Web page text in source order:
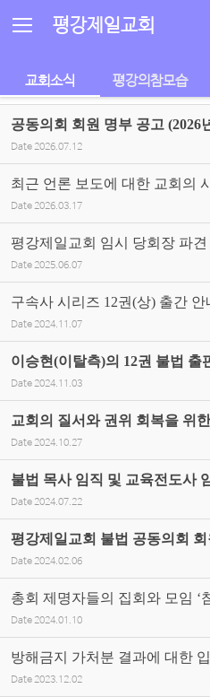
평강제일교회
교회소식 평강의참모습
공동의회 회원 명부 공고 (2026
Date 2026.07.12
최근 언론 보도에 대한 교회의
Date 2026.03.17
평강제일교회 임시 당회장 파견
Date 2025.06.07
구속사 시리즈 12권(상) 출간 안
Date 2024.11.07
이승현(이탈측)의 12권 불법 출
Date 2024.11.03
교회의 질서와 권위 회복을 위
Date 2024.10.27
불법 목사 임직 및 교육전도사
Date 2024.07.22
평강제일교회 불법 공동의회
Date 2024.02.06
총회 제명자들의 집회와 모임 ‘
Date 2024.01.10
방해금지 가처분 결과에 대한
Date 2023.12.02